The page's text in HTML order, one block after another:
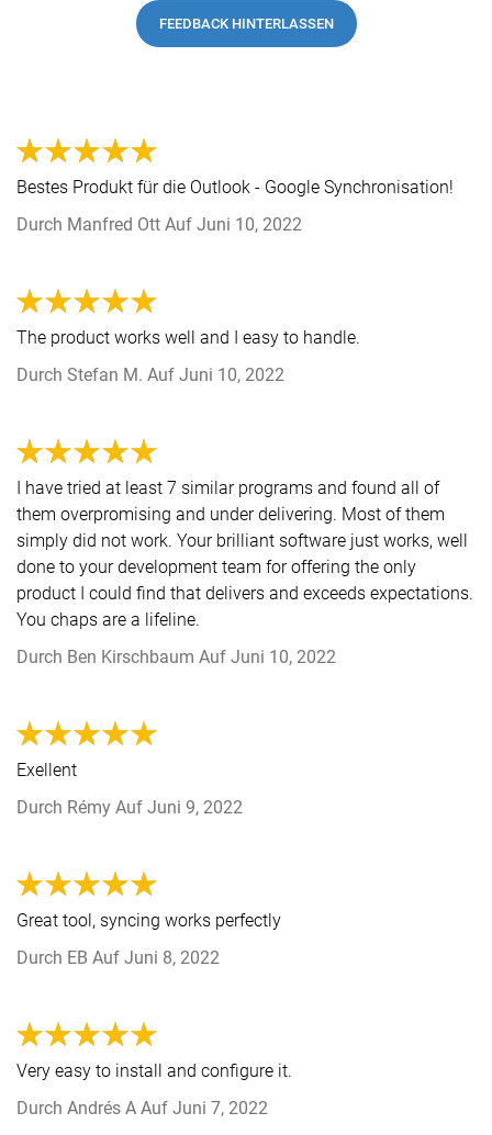
FEEDBACK HINTERLASSEN
Bestes Produkt für die Outlook - Google Synchronisation!
Durch Manfred Ott Auf Juni 10, 2022
The product works well and I easy to handle.
Durch Stefan M. Auf Juni 10, 2022
I have tried at least 7 similar programs and found all of
them overpromising and under delivering. Most of them
simply did not work. Your brilliant software just works, well
done to your development team for offering the only
product I could find that delivers and exceeds expectations.
You chaps are a lifeline.
Durch Ben Kirschbaum Auf Juni 10, 2022
Exellent
Durch Rémy Auf Juni 9, 2022
Great tool, syncing works perfectly
Durch EB Auf Juni 8, 2022
Very easy to install and configure it.
Durch Andrés A Auf Juni 7, 2022